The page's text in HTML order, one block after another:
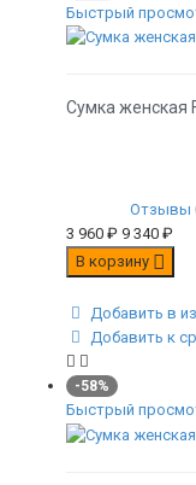
Быстрый
Сумка женская
Отзывы
3 960 ₽ 9 340 ₽
В корзину
Добавить в
Добавить к
-58%
Быстрый